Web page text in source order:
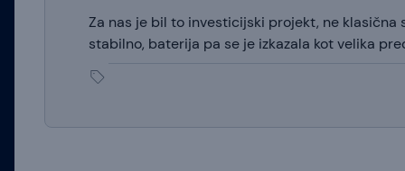
Za nas je bil to investicijski projekt, ne
stabilno, baterija pa se je izkazala kot velika